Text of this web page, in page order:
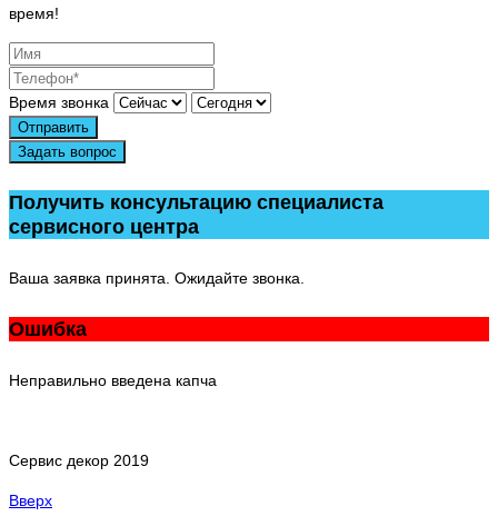
время!
Время звонка
Отправить
Задать вопрос
Получить консультацию специалиста
сервисного центра
Ваша заявка принята. Ожидайте звонка.
Ошибка
Неправильно введена капча
Сервис декор 2019
Вверх